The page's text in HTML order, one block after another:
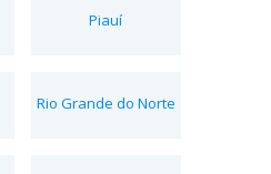
Piauí
Rio Grande do Norte